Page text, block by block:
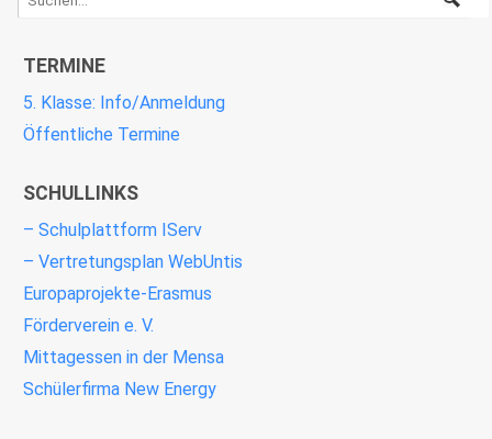
TERMINE
5. Klasse: Info/Anmeldung
Öffentliche Termine
SCHULLINKS
– Schulplattform IServ
– Vertretungsplan WebUntis
Europaprojekte-Erasmus
Förderverein e. V.
Mittagessen in der Mensa
Schülerfirma New Energy